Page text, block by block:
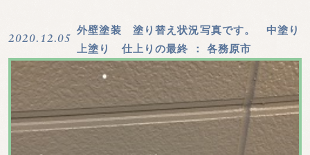
施工完了までの流れ
会社概要
施工事例
2020.12.05
外壁塗装 塗り替え状況写真です。 中塗り
上塗り 仕上りの最終
： 各務原市